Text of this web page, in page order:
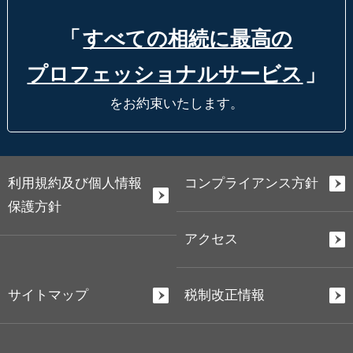
「 すべての相続に最高の
プロフェッショナルサービス 」
をお約束いたします。
利用規約及び個人情報
保護方針
コンプライアンス方針
アクセス
サイトマップ 税制改正情報